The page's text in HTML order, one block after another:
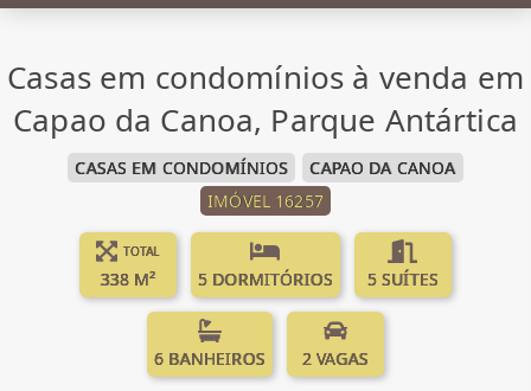
Casas em condomínios à venda em
Capao da Canoa, Parque Antártica
CASAS EM CONDOMÍNIOS
CAPAO DA CANOA
IMÓVEL 16257
TOTAL
338 M² 5 DORMITÓRIOS 5 SUÍTES
6 BANHEIROS 2 VAGAS